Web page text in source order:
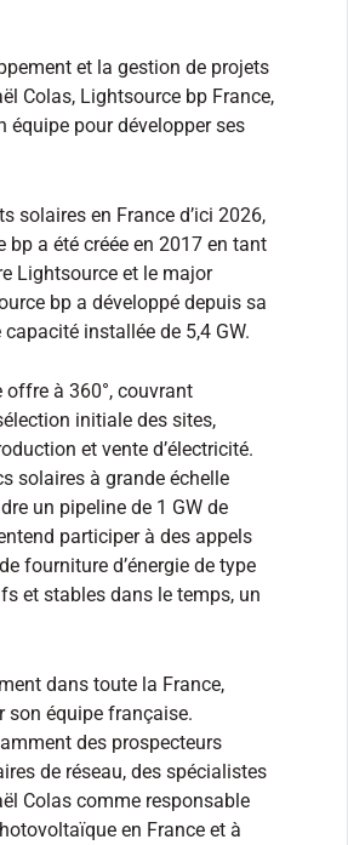
et la gestion de projets
Colas, Lightsource bp France,
équipe pour développer ses
solaires en France d’ici 2026,
a été créée en 2017 en tant
Lightsource et le major
bp a développé depuis sa
installée de 5,4 GW.
offre à 360°, couvrant
initiale des sites,
et vente d’électricité.
solaires à grande échelle
un pipeline de 1 GW de
participer à des appels
fourniture d’énergie de type
et stables dans le temps, un
dans toute la France,
son équipe française.
des prospecteurs
de réseau, des spécialistes
Colas comme responsable
en France et à